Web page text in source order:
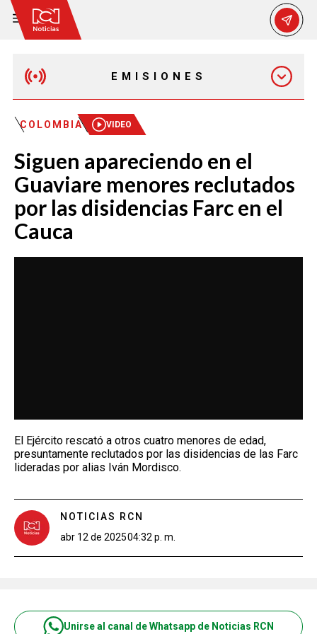
EMISIONES
MAÑANA EXPRESS
EMISIÓN 12:30 PM
EMISIÓN 7:00 PM
EMISIÓN 11:30 PM
COLOMBIA VIDEO
Siguen apareciendo en el
Guaviare menores reclutados
por las disidencias Farc en el
Cauca
El Ejército rescató a otros cuatro menores de edad,
presuntamente reclutados por las disidencias de las Farc
lideradas por alias Iván Mordisco.
NOTICIAS RCN
abr 12 de 202504:32 p. m.
Unirse al canal de Whatsapp de Noticias RCN